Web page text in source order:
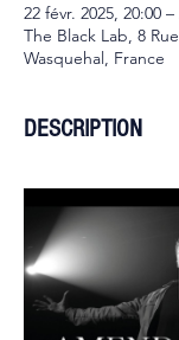
22 févr. 2025, 20:00 –
The Black Lab, 8
Wasquehal, France
DESCRIPTION